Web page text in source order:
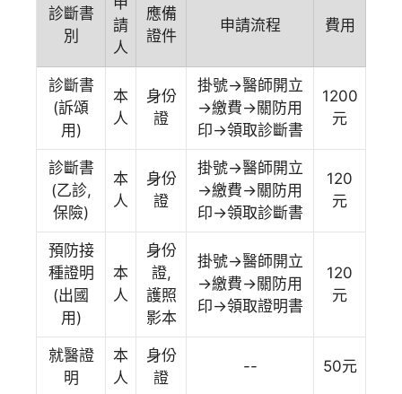
診斷書
別
請
人
應備
證件
申請流程 費用
診斷書
(訴頌
用)
本
人
身份
證
掛號→醫師開立
→繳費→關防用
印→領取診斷書
1200
元
診斷書
(乙診,
保險)
本
人
身份
證
掛號→醫師開立
→繳費→關防用
印→領取診斷書
120
元
預防接
種證明
(出國
用)
本
人
身份
證,
護照
影本
掛號→醫師開立
→繳費→關防用
印→領取證明書
120
元
就醫證
明
本
人
身份
證
-- 50元